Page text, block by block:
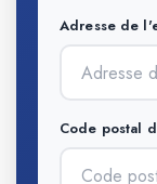
Adresse de
Code postal